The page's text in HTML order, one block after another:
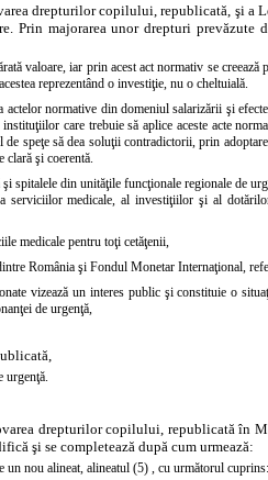
drepturilor copilului, republicată, şi a
majorarea unor drepturi prevăzute
valoare, iar prin acest act normativ se
reprezentând o investiţie, nu o cheltuială.
normative din domeniul salarizării şi
care trebuie să aplice aceste acte
speţe să dea soluţii contradictorii, prin
clară şi coerentă.
spitalele din unităţile funcţionale regionale de
medicale, al investiţiilor şi al
medicale pentru toţi cetăţenii,
România şi Fondul Monetar Internaţional,
vizează un interes public şi constituie o
de urgenţă,
urgenţă.
drepturilor copilului, republicată în
şi se completează după cum urmează:
un nou alineat, alineatul (5) , cu următorul cuprins: